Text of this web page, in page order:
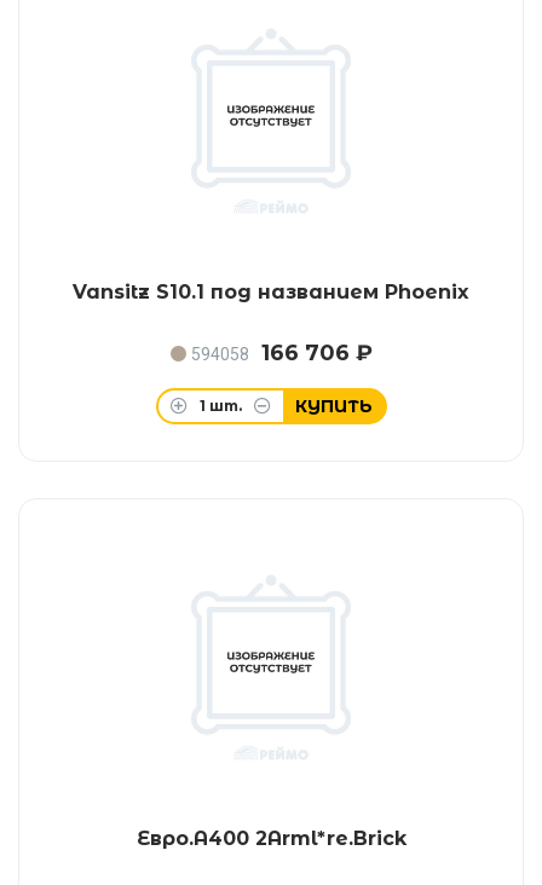
Vansitz S10.1 под названием Phoenix
594058 166 706 ₽
1 шт. КУПИТЬ
Евро.A400 2Arml*re.Brick